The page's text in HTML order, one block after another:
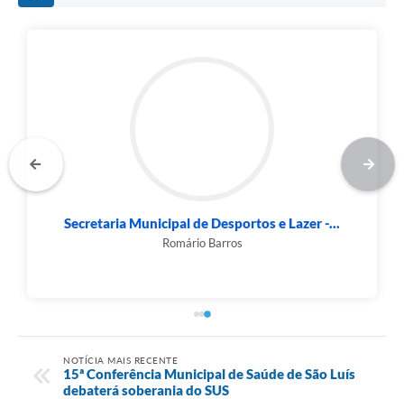
Secretaria Municipal de Desportos e Lazer -...
Romário Barros
NOTÍCIA MAIS RECENTE
15ª Conferência Municipal de Saúde de São Luís
debaterá soberania do SUS